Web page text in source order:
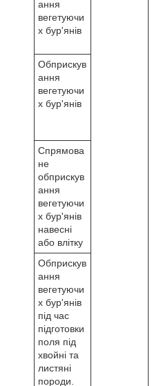
ання
вегетуючи
х бур'янів
Обприскув
ання
вегетуючи
х бур'янів
Спрямова
не
обприскув
ання
вегетуючи
х бур'янів
навесні
або влітку
Обприскув
ання
вегетуючи
х бур'янів
під час
підготовки
поля під
хвойні та
листяні
породи.